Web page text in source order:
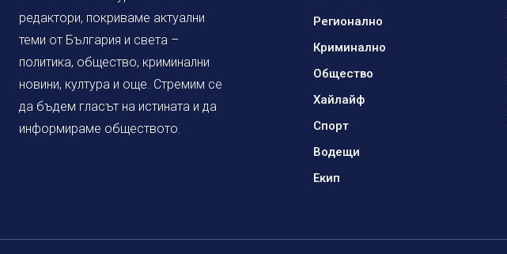
редактори, покриваме актуални
теми от България и света –
политика, общество, криминални
новини, култура и още. Стремим се
да бъдем гласът на истината и да
информираме обществото.
Регионално
Криминално
Общество
Хайлайф
Спорт
Водещи
Екип